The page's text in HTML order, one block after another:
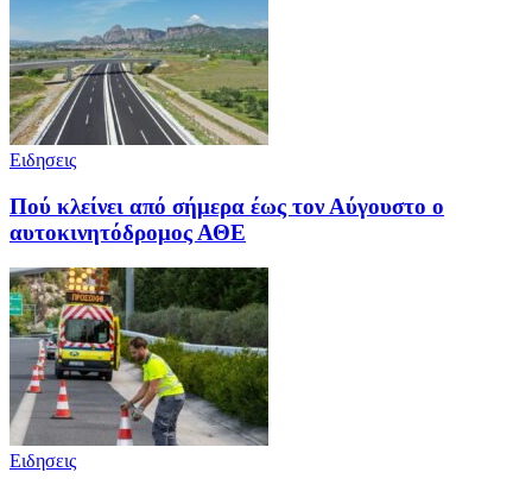
Ειδησεις
Πού κλείνει από σήμερα έως τον Αύγουστο ο
αυτοκινητόδρομος ΑΘΕ
Ειδησεις